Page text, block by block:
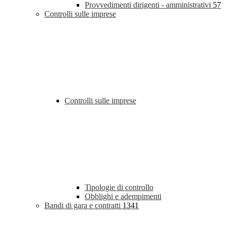
Provvedimenti dirigenti - amministrativi 57
Controlli sulle imprese
Controlli sulle imprese
Tipologie di controllo
Obblighi e adempimenti
Bandi di gara e contratti 1341